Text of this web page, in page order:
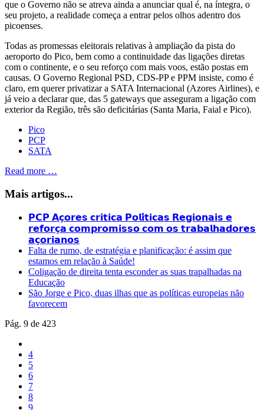
que o Governo não se atreva ainda a anunciar qual é, na íntegra, o
seu projeto, a realidade começa a entrar pelos olhos adentro dos
picoenses.
Todas as promessas eleitorais relativas à ampliação da pista do
aeroporto do Pico, bem como a continuidade das ligações diretas
com o continente, e o seu reforço com mais voos, estão postas em
causas. O Governo Regional PSD, CDS-PP e PPM insiste, como é
claro, em querer privatizar a SATA Internacional (Azores Airlines), e
já veio a declarar que, das 5 gateways que asseguram a ligação com
exterior da Região, três são deficitárias (Santa Maria, Faial e Pico).
Pico
PCP
SATA
Read more …
Mais artigos...
𝗣𝗖𝗣 𝗔𝗰̧𝗼𝗿𝗲𝘀 𝗰𝗿𝗶𝘁𝗶𝗰𝗮 𝗣𝗼𝗹𝗶́𝘁𝗶𝗰𝗮𝘀 𝗥𝗲𝗴𝗶𝗼𝗻𝗮𝗶𝘀 𝗲
𝗿𝗲𝗳𝗼𝗿𝗰̧𝗮 𝗰𝗼𝗺𝗽𝗿𝗼𝗺𝗶𝘀𝘀𝗼 𝗰𝗼𝗺 𝗼𝘀 𝘁𝗿𝗮𝗯𝗮𝗹𝗵𝗮𝗱𝗼𝗿𝗲𝘀
𝗮𝗰̧𝗼𝗿𝗶𝗮𝗻𝗼𝘀
Falta de rumo, de estratégia e planificação: é assim que
estamos em relação à Saúde!
Coligação de direita tenta esconder as suas trapalhadas na
Educação
São Jorge e Pico, duas ilhas que as políticas europeias não
favorecem
Pág. 9 de 423
4
5
6
7
8
9